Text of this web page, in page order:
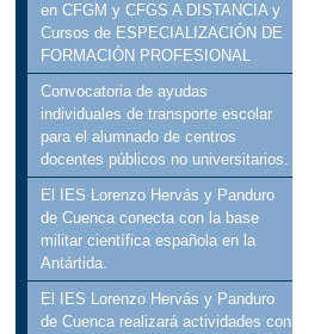
en CFGM y CFGS A DISTANCIA y
Cursos de ESPECIALIZACIÓN DE
FORMACIÓN PROFESIONAL
Convocatoria de ayudas
individuales de transporte escolar
para el alumnado de centros
docentes públicos no universitarios.
El IES Lorenzo Hervás y Panduro
de Cuenca conecta con la base
militar científica española en la
Antártida.
El IES Lorenzo Hervás y Panduro
de Cuenca realizará actividades con